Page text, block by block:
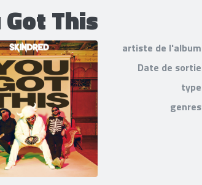
Got This
artiste de l'album
Date de sortie
type
genres